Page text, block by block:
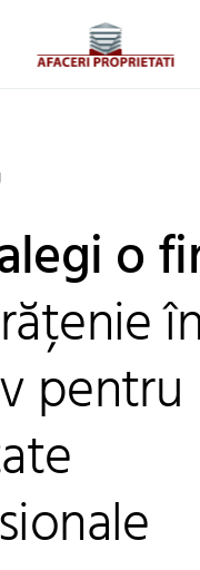
o
în
pentru